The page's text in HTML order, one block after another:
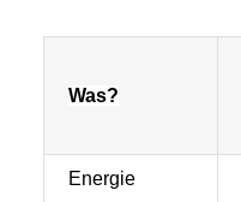
Was?
Energie